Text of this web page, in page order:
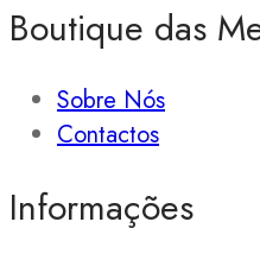
Boutique das
Sobre Nós
Contactos
Informações